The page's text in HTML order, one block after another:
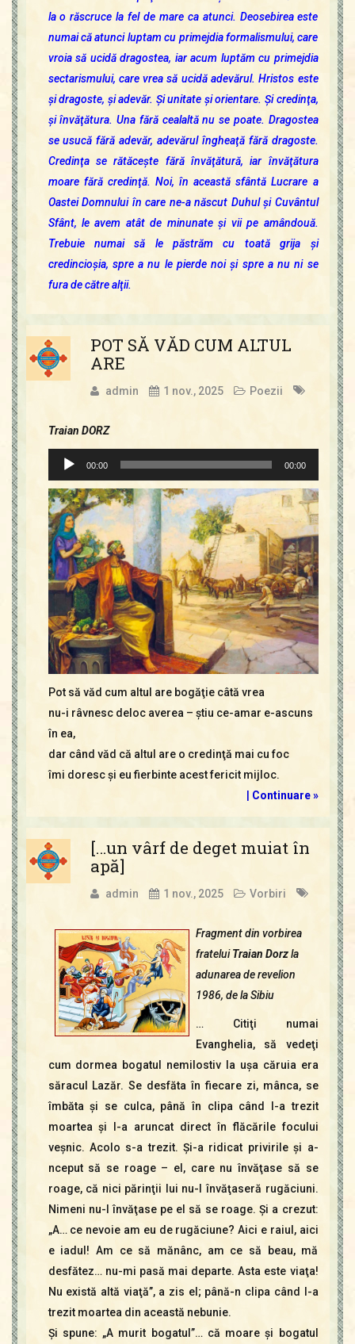
la o răscruce la fel de mare ca atunci. Deosebirea este
numai că atunci luptam cu primejdia formalismului, care
vroia să ucidă dragostea, iar acum luptăm cu primejdia
sectarismului, care vrea să ucidă adevărul. Hristos este
şi dragoste, şi adevăr. Şi unitate şi orientare. Şi credinţa,
şi învăţătura. Una fără cealaltă nu se poate. Dragostea
se usucă fără adevăr, adevărul îngheaţă fără dragoste.
Credinţa se rătăceşte fără învăţătură, iar învăţătura
moare fără credinţă. Noi, în această sfântă Lucrare a
Oastei Domnului în care ne-a născut Duhul şi Cuvântul
Sfânt, le avem atât de minunate şi vii pe amândouă.
Trebuie numai să le păstrăm cu toată grija şi
credincioşia, spre a nu le pierde noi şi spre a nu ni se
fura de către alţii.
POT SĂ VĂD CUM ALTUL
ARE
admin 1 nov., 2025 Poezii
Traian DORZ
Player
audio
00:00 00:00
Pot să văd cum altul are bogăţie câtă vrea
nu-i râvnesc deloc averea – ştiu ce-amar e-ascuns
în ea,
dar când văd că altul are o credinţă mai cu foc
îmi doresc şi eu fierbinte acest fericit mijloc.
| Continuare »
[…un vârf de deget muiat în
apă]
admin 1 nov., 2025 Vorbiri
Fragment din vorbirea
frateluiTraian Dorzla
adunarea de revelion
1986, de la Sibiu
… Citiţi numai
Evanghelia, să vedeţi
cum dormea bogatul nemilostiv la uşa căruia era
săracul Lazăr. Se desfăta în fiecare zi, mânca, se
îmbăta şi se culca, până în clipa când l-a trezit
moartea şi l-a aruncat direct în flăcările focului
veşnic. Acolo s-a trezit. Şi-a ridicat privirile şi a-
nceput să se roage – el, care nu învăţase să se
roage, că nici părinţii lui nu-l învăţaseră rugăciuni.
Nimeni nu-l învăţase pe el să se roage. Şi a crezut:
„A… ce nevoie am eu de rugăciune? Aici e raiul, aici
e iadul! Am ce să mănânc, am ce să beau, mă
desfătez… nu-mi pasă mai departe. Asta este viaţa!
Nu există altă viaţă”, a zis el; până-n clipa când l-a
trezit moartea din această nebunie.
Şi spune: „A murit bogatul”… că moare şi bogatul